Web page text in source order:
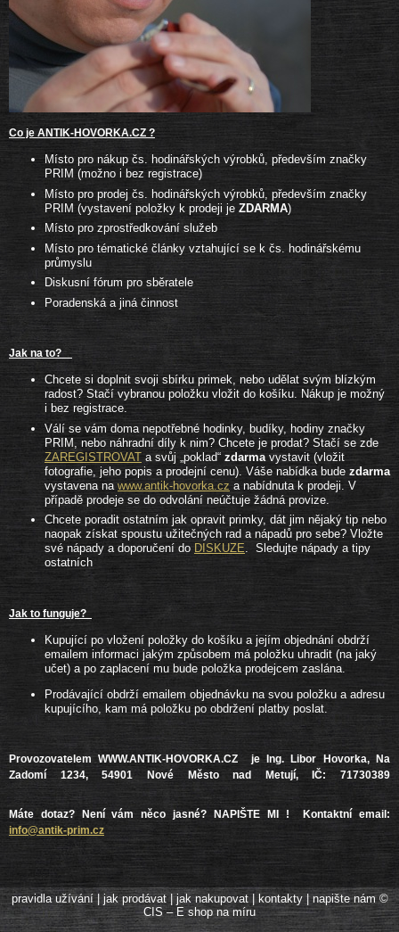
Co je ANTIK-HOVORKA.CZ ?
Místo pro nákup čs. hodinářských výrobků, především značky
PRIM (možno i bez registrace)
Místo pro prodej čs. hodinářských výrobků, především značky
PRIM (vystavení položky k prodeji je ZDARMA)
Místo pro zprostředkování služeb
Místo pro tématické články vztahující se k čs. hodinářskému
průmyslu
Diskusní fórum pro sběratele
Poradenská a jiná činnost
Jak na to?
Chcete si doplnit svoji sbírku primek, nebo udělat svým blízkým
radost? Stačí vybranou položku vložit do košíku. Nákup je možný
i bez registrace.
Válí se vám doma nepotřebné hodinky, budíky, hodiny značky
PRIM, nebo náhradní díly k nim? Chcete je prodat? Stačí se zde
ZAREGISTROVAT a svůj „poklad“ zdarma vystavit (vložit
fotografie, jeho popis a prodejní cenu). Váše nabídka bude zdarma
vystavena na www.antik-hovorka.cz a nabídnuta k prodeji. V
případě prodeje se do odvolání neúčtuje žádná provize.
Chcete poradit ostatním jak opravit primky, dát jim nějaký tip nebo
naopak získat spoustu užitečných rad a nápadů pro sebe? Vložte
své nápady a doporučení do DISKUZE. Sledujte nápady a tipy
ostatních
Jak to funguje?
Kupující po vložení položky do košíku a jejím objednání obdrží
emailem informaci jakým způsobem má položku uhradit (na jaký
učet) a po zaplacení mu bude položka prodejcem zaslána.
Prodávající obdrží emailem objednávku na svou položku a adresu
kupujícího, kam má položku po obdržení platby poslat.
Provozovatelem WWW.ANTIK-HOVORKA.CZ je Ing. Libor Hovorka, Na
Zadomí 1234, 54901 Nové Město nad Metují, IČ: 71730389
Máte dotaz? Není vám něco jasné? NAPIŠTE MI !
Kontaktní email:
info@antik-prim.cz
pravidla užívání| jak prodávat| jak nakupovat| kontakty|napište nám ©
CIS – E shop na míru